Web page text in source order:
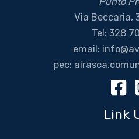
Via Beccaria,
Tel: 328
email:
pec:
Link